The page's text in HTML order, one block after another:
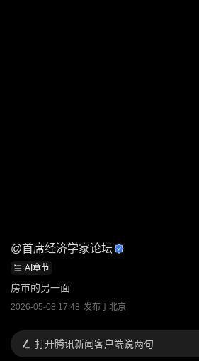
@首席经济学家论坛
AI章节
房市的另一面
2026-05-08 17:48 发布于北京
打开腾讯新闻客户端说两句